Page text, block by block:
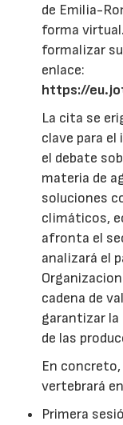
de Emilia-
forma
formalizar su
enlace:
https://
La cita se
clave para
el debate
materia de
soluciones
climáticos,
afronta el
analizará el
cadena de
garantizar
de las
En
vertebrará
Primera